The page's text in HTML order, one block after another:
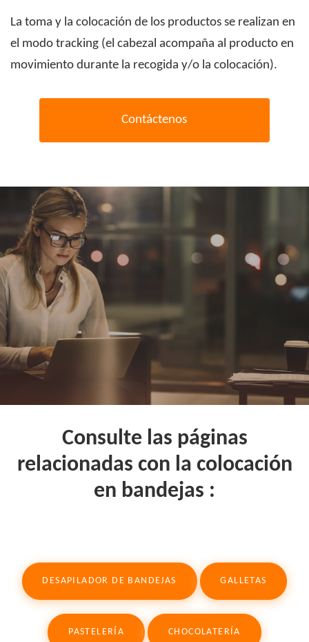
La toma y la colocación de los productos se realizan en
el modo tracking (el cabezal acompaña al producto en
movimiento durante la recogida y/o la colocación).
Contáctenos
Desarrolle con
ingenieros
soluciones a medida cumplan
sus
requisitos y necesidades
Consulte las páginas
relacionadas con la colocación
en bandejas :
DESAPILADOR DE BANDEJAS GALLETAS
PASTELERÍA CHOCOLATERÍA